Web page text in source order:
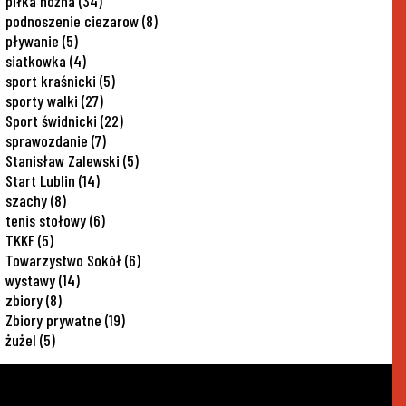
podnoszenie ciezarow(8)
pływanie (5)
siatkowka (4)
sport kraśnicki (5)
sporty walki (27)
Sport świdnicki (22)
sprawozdanie (7)
Stanisław Zalewski (5)
Start Lublin (14)
szachy(8)
tenis stołowy(6)
TKKF(5)
Towarzystwo Sokół(6)
wystawy(14)
zbiory(8)
Zbiory prywatne (19)
żużel (5)